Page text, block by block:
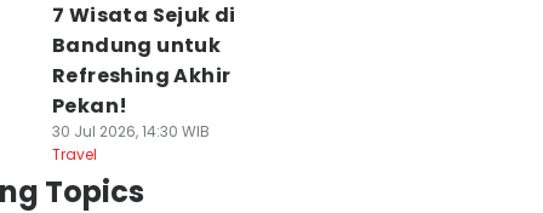
7 Wisata Sejuk di
Bandung untuk
Refreshing Akhir
Pekan!
30 Jul 2026, 14:30 WIB
Travel
Topics